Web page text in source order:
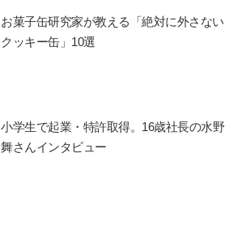
お菓子缶研究家が教える「絶対に外さない
クッキー缶」10選
小学生で起業・特許取得。16歳社長の水野
舞さんインタビュー